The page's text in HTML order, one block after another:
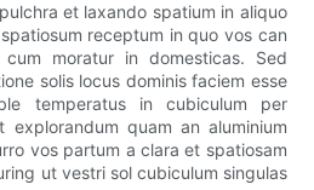
et laxando spatium in aliquo
receptum in quo vos can
moratur in domesticas. Sed
solis locus dominis faciem esse
temperatus in cubiculum per
explorandum quam an aluminium
vos partum a clara et spatiosam
ut vestri sol cubiculum singulas